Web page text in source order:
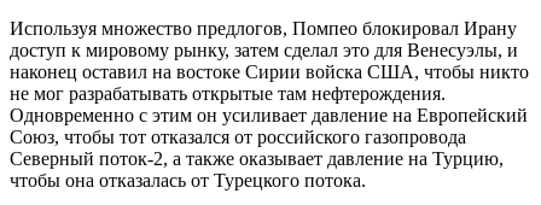
Используя множество предлогов, Помпео блокировал Ирану
доступ к мировому рынку, затем сделал это для Венесуэлы, и
наконец оставил на востоке Сирии войска США, чтобы никто
не мог разрабатывать открытые там нефтерождения.
Одновременно с этим он усиливает давление на Европейский
Союз, чтобы тот отказался от российского газопровода
Северный поток-2, а также оказывает давление на Турцию,
чтобы она отказалась от Турецкого потока.